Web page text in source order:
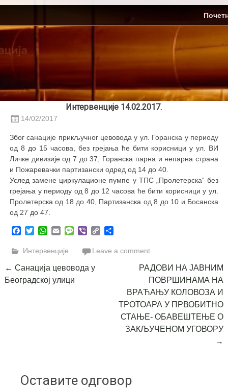
Skip
content
Интервенције 14.02.2017.
14/02/2017
Због санације прикључног цевовода у ул. Горанска у периоду
од 8 до 15 часова, без грејања ће бити корисници у ул. ВИ
Личке дивизије од 7 до 37, Горанска парна и непарна страна
и Пожаревачки партизански одред од 14 до 40.
Услед замене циркулационе пумпе у ТПС „Пролетерска“ без
грејања у периоду од 8 до 12 часова ће бити корисници у ул.
Пролетерска од 18 до 40, Партизанска од 8 до 10 и Босанска
од 27 до 47.
Facebook
TwitterWhatsApp
EmailMessage
ViberCopy
Интервенције Leave a comment
Post
navigation
← Санација цевовода у
Београдској улици
РАДОВИ НА ЈАВНИМ
ПОВРШИНАМА НА
ВРАЋАЊУ КОЛОВОЗА И
ТРОТОАРА У ПРВОБИТНО
СТАЊЕ- ОБАВЕШТЕЊЕ О
ЗАКЉУЧЕНОМ УГОВОРУ
→
Оставите одговор